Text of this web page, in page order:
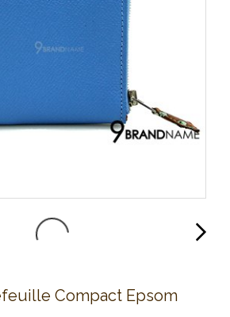
Compact Epsom